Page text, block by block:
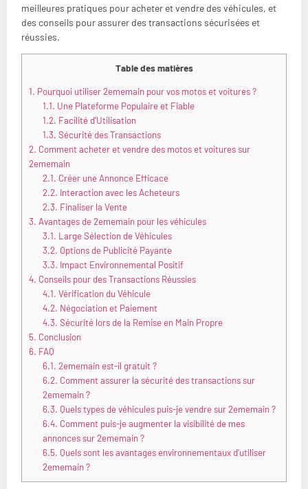
meilleures pratiques pour acheter et vendre des véhicules, et
des conseils pour assurer des transactions sécurisées et
réussies.
Table des matières
1. Pourquoi utiliser 2ememain pour vos motos et voitures ?
1.1. Une Plateforme Populaire et Fiable
1.2. Facilité d’Utilisation
1.3. Sécurité des Transactions
2. Comment acheter et vendre des motos et voitures sur
2ememain
2.1. Créer une Annonce Efficace
2.2. Interaction avec les Acheteurs
2.3. Finaliser la Vente
3. Avantages de 2ememain pour les véhicules
3.1. Large Sélection de Véhicules
3.2. Options de Publicité Payante
3.3. Impact Environnemental Positif
4. Conseils pour des Transactions Réussies
4.1. Vérification du Véhicule
4.2. Négociation et Paiement
4.3. Sécurité lors de la Remise en Main Propre
5. Conclusion
6. FAQ
6.1. 2ememain est-il gratuit ?
6.2. Comment assurer la sécurité des transactions sur
2ememain ?
6.3. Quels types de véhicules puis-je vendre sur 2ememain ?
6.4. Comment puis-je augmenter la visibilité de mes
annonces sur 2ememain ?
6.5. Quels sont les avantages environnementaux d’utiliser
2ememain ?